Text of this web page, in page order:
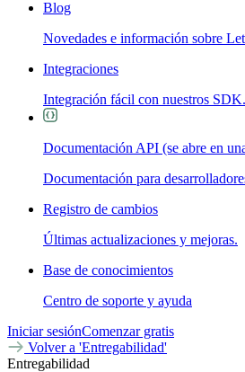
Blog
Novedades e información sobre
Integraciones
Integración fácil con nuestros SDK.
Documentación API (se abre en
Documentación para
Registro de cambios
Últimas actualizaciones y mejoras.
Base de conocimientos
Centro de soporte y ayuda
Iniciar sesiónComenzar gratis
Volver a 'Entregabilidad'
Entregabilidad